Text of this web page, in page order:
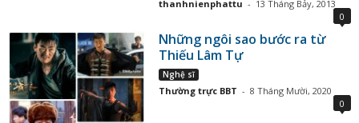
thanhnienphattu - 13 Tháng Bảy, 2013
0
Những ngôi sao bước ra từ
Thiếu Lâm Tự
Nghệ sĩ
Thường trực BBT - 8 Tháng Mười, 2020
0